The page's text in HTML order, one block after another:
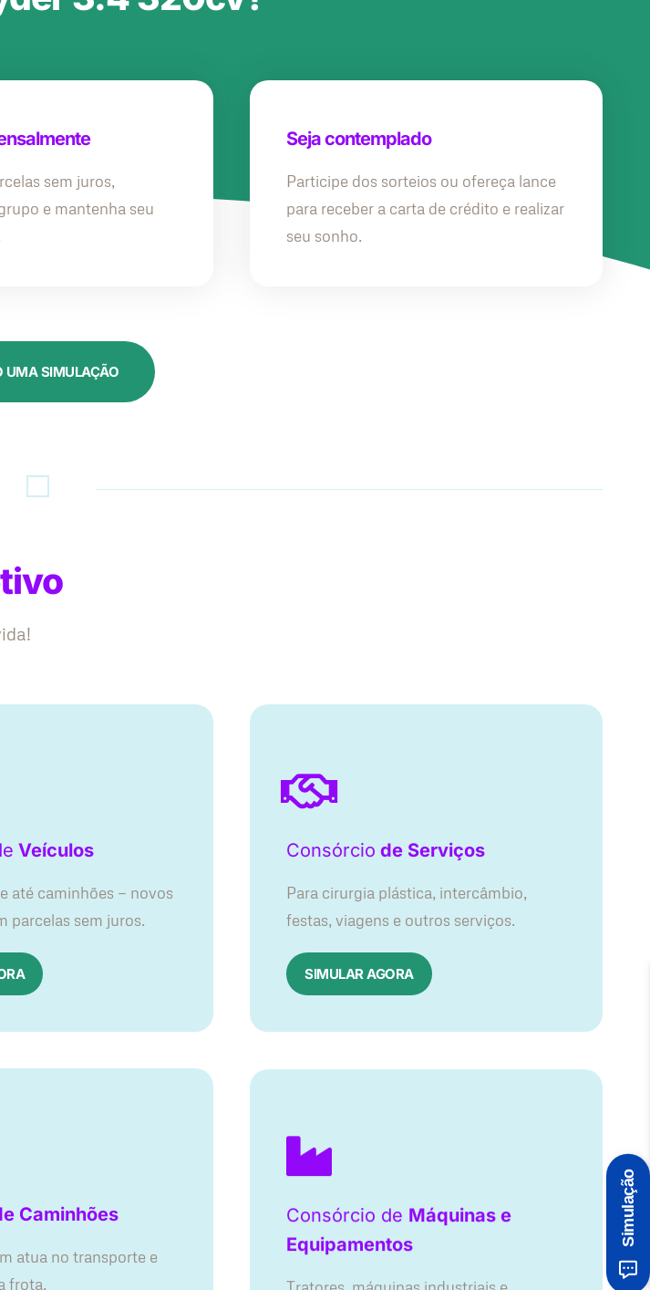
sem juros,
e mantenha seu
Seja contemplado
Participe dos sorteios ou ofereça lance
para receber a carta de crédito e realizar
seu sonho.
UMA SIMULAÇÃO
Veículos
até caminhões — novos
parcelas sem juros.
Consórcio de Serviços
Para cirurgia plástica, intercâmbio,
festas, viagens e outros serviços.
SIMULAR AGORA
Caminhões
atua no transporte e
frota.
Consórcio de Máquinas e
Equipamentos
Tratores, máquinas industriais e
Simulação